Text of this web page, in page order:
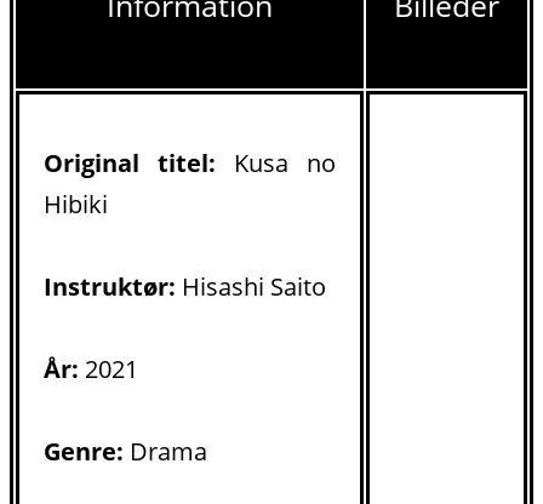
Original titel: Kusa no
Hibiki
Instruktør: Hisashi Saito
År: 2021
Genre: Drama